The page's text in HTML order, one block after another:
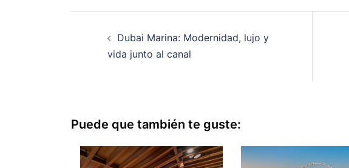
Dubai Marina: Modernidad, lujo y
vida junto al canal
Puede que también te guste: